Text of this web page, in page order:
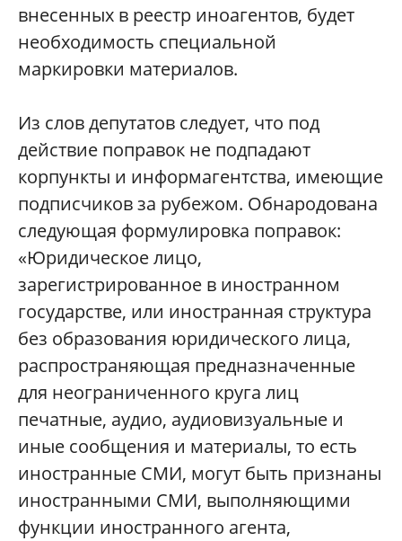
внесенных в реестр иноагентов, будет
необходимость специальной
маркировки материалов.
Из слов депутатов следует, что под
действие поправок не подпадают
корпункты и информагентства, имеющие
подписчиков за рубежом. Обнародована
следующая формулировка поправок:
«Юридическое лицо,
зарегистрированное в иностранном
государстве, или иностранная структура
без образования юридического лица,
распространяющая предназначенные
для неограниченного круга лиц
печатные, аудио, аудиовизуальные и
иные сообщения и материалы, то есть
иностранные СМИ, могут быть признаны
иностранными СМИ, выполняющими
функции иностранного агента,